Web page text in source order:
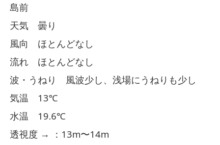
島前
天気 曇り
風向 ほとんどなし
流れ ほとんどなし
波・うねり 風波少し、浅場にうねりも少し
気温 13℃
水温 19.6℃
透視度 → ：13m〜14m